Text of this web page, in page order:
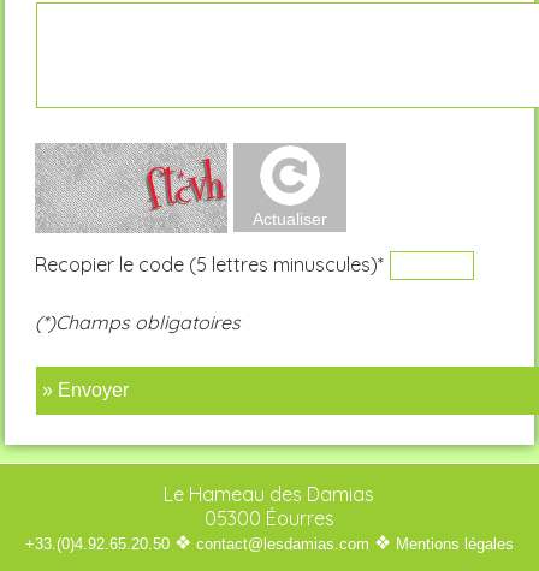
Recopier le code (5 lettres minuscules)*
(*)Champs obligatoires
» Envoyer
Le Hameau des Damias
05300 Éourres
+33.(0)4.92.65.20.50 ❖ contact@lesdamias.com ❖ Mentions légales